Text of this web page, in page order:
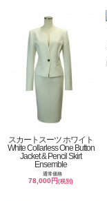
スカートスーツ ホワイト
White Collarless One Button
Jacket & Pencil Skirt
Ensemble
通常価格
78,000円(税別)